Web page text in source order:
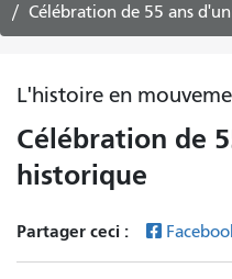
Célébration de 55 ans
L'histoire en
Célébration de
historique
Partager ceci :